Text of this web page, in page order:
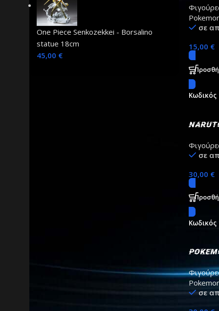
One Piece Senkozekkei - Borsalino
statue 18cm
45,00 €
σε
15,00 €
Κωδικός
σε
30,00 €
Κωδικός
σε